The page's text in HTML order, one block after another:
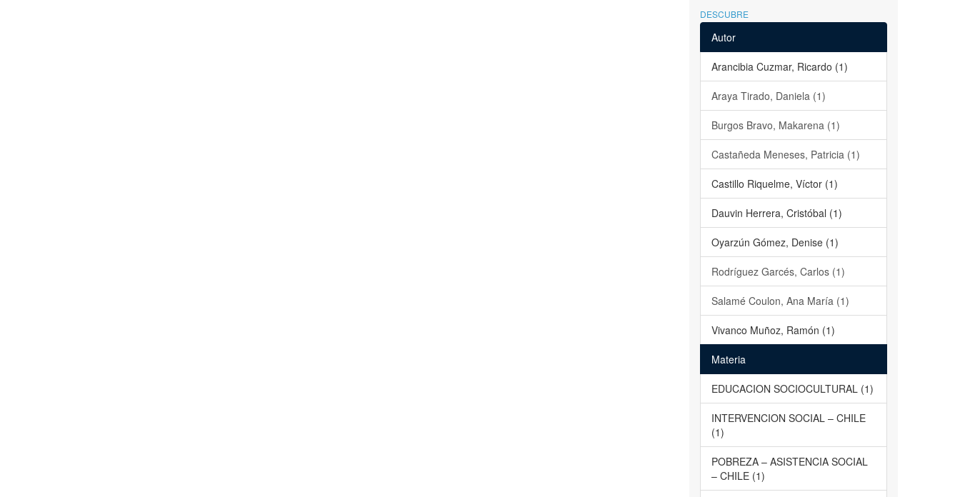
DESCUBRE
Autor
Arancibia Cuzmar, Ricardo (1)
Araya Tirado, Daniela (1)
Burgos Bravo, Makarena (1)
Castañeda Meneses, Patricia (1)
Castillo Riquelme, Víctor (1)
Dauvin Herrera, Cristóbal (1)
Oyarzún Gómez, Denise (1)
Rodríguez Garcés, Carlos (1)
Salamé Coulon, Ana María (1)
Vivanco Muñoz, Ramón (1)
Materia
EDUCACION SOCIOCULTURAL (1)
INTERVENCION SOCIAL – CHILE
(1)
POBREZA – ASISTENCIA SOCIAL
– CHILE (1)